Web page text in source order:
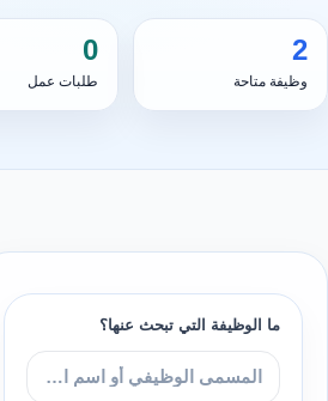
2
وظيفة متاحة
0
طلبات عمل
ما الوظيفة التي تبحث عنها؟